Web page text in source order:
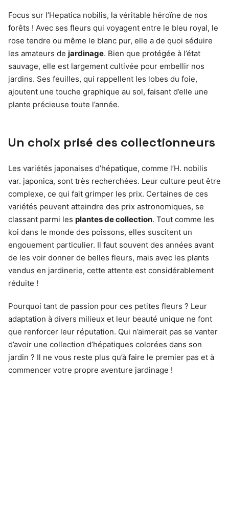
Focus sur l’Hepatica nobilis, la véritable héroïne de nos
forêts ! Avec ses fleurs qui voyagent entre le bleu royal, le
rose tendre ou même le blanc pur, elle a de quoi séduire
les amateurs de jardinage. Bien que protégée à l’état
sauvage, elle est largement cultivée pour embellir nos
jardins. Ses feuilles, qui rappellent les lobes du foie,
ajoutent une touche graphique au sol, faisant d’elle une
plante précieuse toute l’année.
Un choix prisé des collectionneurs
Les variétés japonaises d’hépatique, comme l’H. nobilis
var. japonica, sont très recherchées. Leur culture peut être
complexe, ce qui fait grimper les prix. Certaines de ces
variétés peuvent atteindre des prix astronomiques, se
classant parmi les plantes de collection. Tout comme les
koi dans le monde des poissons, elles suscitent un
engouement particulier. Il faut souvent des années avant
de les voir donner de belles fleurs, mais avec les plants
vendus en jardinerie, cette attente est considérablement
réduite !
Pourquoi tant de passion pour ces petites fleurs ? Leur
adaptation à divers milieux et leur beauté unique ne font
que renforcer leur réputation. Qui n’aimerait pas se vanter
d’avoir une collection d’hépatiques colorées dans son
jardin ? Il ne vous reste plus qu’à faire le premier pas et à
commencer votre propre aventure jardinage !